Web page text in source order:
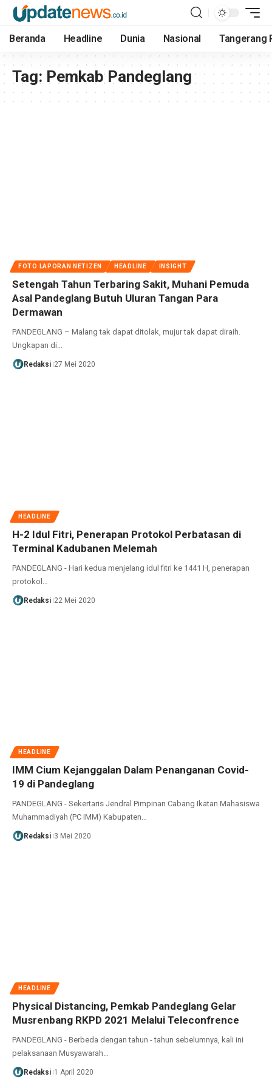
Beranda Headline Dunia Nasional Tangerang
Tag: Pemkab Pandeglang
FOTO LAPORAN NETIZEN HEADLINE INSIGHT
Setengah Tahun Terbaring Sakit, Muhani Pemuda
Asal Pandeglang Butuh Uluran Tangan Para
Dermawan
PANDEGLANG – Malang tak dapat ditolak, mujur tak dapat diraih.
Ungkapan di…
Redaksi 27 Mei 2020
HEADLINE
H-2 Idul Fitri, Penerapan Protokol Perbatasan di
Terminal Kadubanen Melemah
PANDEGLANG - Hari kedua menjelang idul fitri ke 1441 H, penerapan
protokol…
Redaksi 22 Mei 2020
HEADLINE
IMM Cium Kejanggalan Dalam Penanganan Covid-
19 di Pandeglang
PANDEGLANG - Sekertaris Jendral Pimpinan Cabang Ikatan Mahasiswa
Muhammadiyah (PC IMM) Kabupaten…
Redaksi 3 Mei 2020
HEADLINE
Physical Distancing, Pemkab Pandeglang Gelar
Musrenbang RKPD 2021 Melalui Teleconfrence
PANDEGLANG - Berbeda dengan tahun - tahun sebelumnya, kali ini
pelaksanaan Musyawarah…
Redaksi 1 April 2020